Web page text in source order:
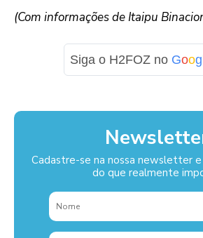
(Com informações de Itaipu
Siga o H2FOZ no Goog
Cadastre-se na nossa newsletter
do que realmente